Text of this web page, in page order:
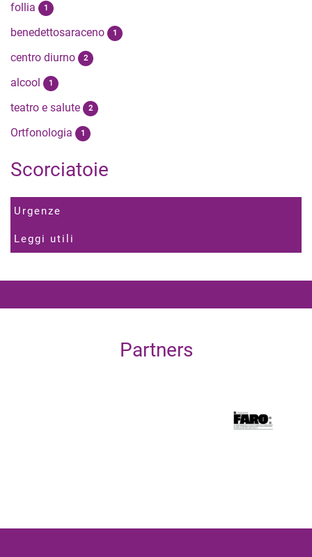
follia 1
benedettosaraceno 1
centro diurno 2
alcool 1
teatro e salute 2
Ortfonologia 1
Scorciatoie
Urgenze
Leggi utili
Partners